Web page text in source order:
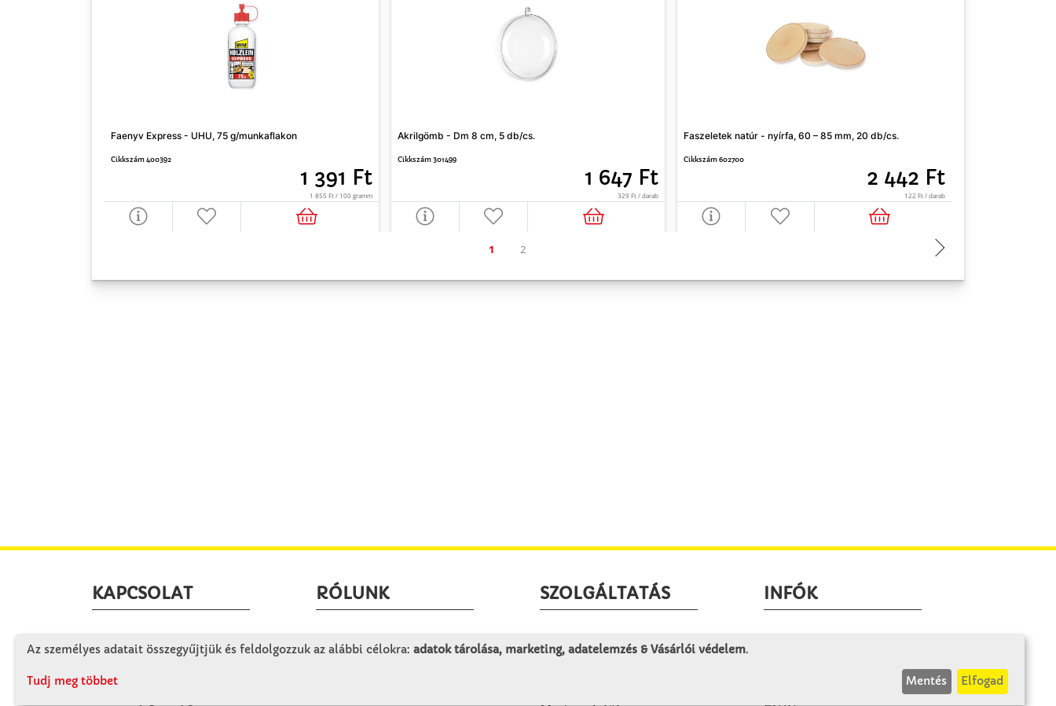
Faenyv Express - UHU, 75 g/munkaflakon
Cikkszám 400392
1 391 Ft
1 855 Ft / 100 gramm
Akrilgömb - Dm 8 cm, 5 db/cs.
Cikkszám 301499
1 647 Ft
329 Ft / darab
Faszeletek natúr - nyírfa, 60 – 85 mm, 20 db/cs.
Cikkszám 602700
2 442 Ft
122 Ft / darab
KAPCSOLAT
Winkler Iskolaszer Kft.
9241 Jánossomorja
RÓLUNK
Céglátogatás
SZOLGÁLTATÁS
Minden egy pillantásra!
INFÓK
Az személyes adatait összegyűjtjük és feldolgozzuk az alábbi célokra: adatok tárolása, marketing, adatelemzés & Vásárlói védelem.
Tudj meg többet Mentés Elfogad